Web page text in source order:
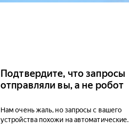
Подтвердите, что запросы
отправляли вы, а не робот
Нам очень жаль, но запросы с вашего
устройства похожи на автоматические.